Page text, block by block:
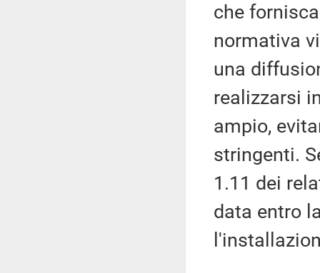
che
normativa
una
realizzarsi
ampio,
stringenti.
1.11 dei
data entro